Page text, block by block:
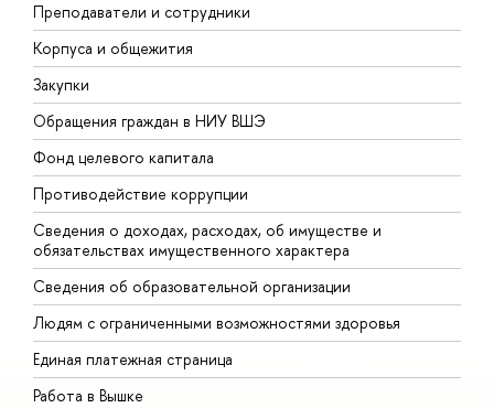
Преподаватели и сотрудники
Корпуса и общежития
Закупки
Обращения граждан в НИУ ВШЭ
Фонд целевого капитала
Противодействие коррупции
Сведения о доходах, расходах, об имуществе и
обязательствах имущественного характера
Сведения об образовательной организации
Людям с ограниченными возможностями здоровья
Единая платежная страница
Работа в Вышке